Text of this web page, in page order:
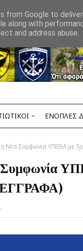
ΕΝΟΠΛΕΣ
η Νέα Συμφωνία ΥΠΕΘΑ με
Συμφωνία
(ΕΓΓΡΑΦΑ)
from Google to
along with
and address abuse.